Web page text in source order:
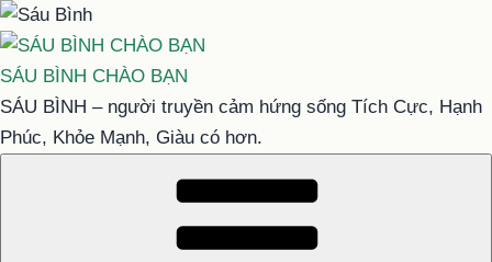
Chuyển
đến
phần
nội
dung
SÁU BÌNH CHÀO BẠN
SÁU BÌNH – người truyền cảm hứng sống Tích Cực, Hạnh
Phúc, Khỏe Mạnh, Giàu có hơn.